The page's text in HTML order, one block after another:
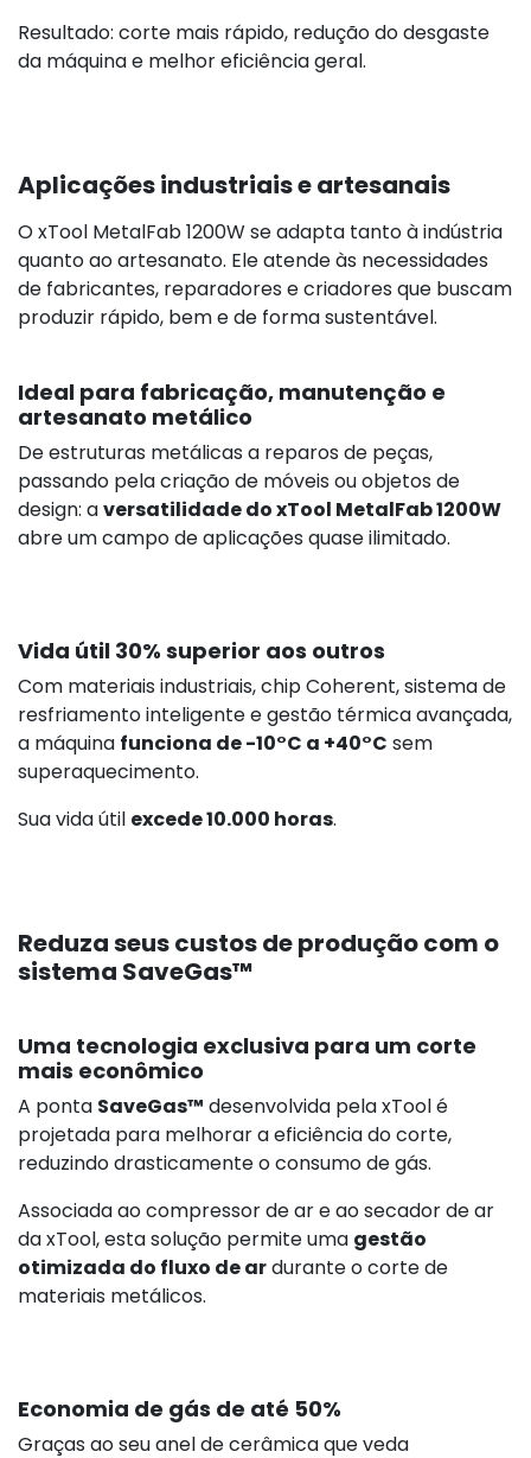
Resultado: corte mais rápido, redução do desgaste
da máquina e melhor eficiência geral.
Aplicações industriais e artesanais
O xTool MetalFab 1200W se adapta tanto à indústria
quanto ao artesanato. Ele atende às necessidades
de fabricantes, reparadores e criadores que buscam
produzir rápido, bem e de forma sustentável.
Ideal para fabricação, manutenção e
artesanato metálico
De estruturas metálicas a reparos de peças,
passando pela criação de móveis ou objetos de
design: aversatilidade do xTool MetalFab 1200W
abre um campo de aplicações quase ilimitado.
Vida útil 30% superior aos outros
Com materiais industriais, chip Coherent, sistema de
resfriamento inteligente e gestão térmica avançada,
a máquina funciona de -10°C a +40°C sem
superaquecimento.
Sua vida útil excede 10.000 horas.
Reduza seus custos de produção com o
sistema SaveGas™
Uma tecnologia exclusiva para um corte
mais econômico
A ponta SaveGas™ desenvolvida pela xTool é
projetada para melhorar a eficiência do corte,
reduzindo drasticamente o consumo de gás.
Associada ao compressor de ar e ao secador de ar
da xTool, esta solução permite uma gestão
otimizada do fluxo de ardurante o corte de
materiais metálicos.
Economia de gás de até 50%
Graças ao seu anel de cerâmica que veda